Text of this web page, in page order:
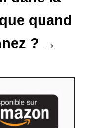
quand
?